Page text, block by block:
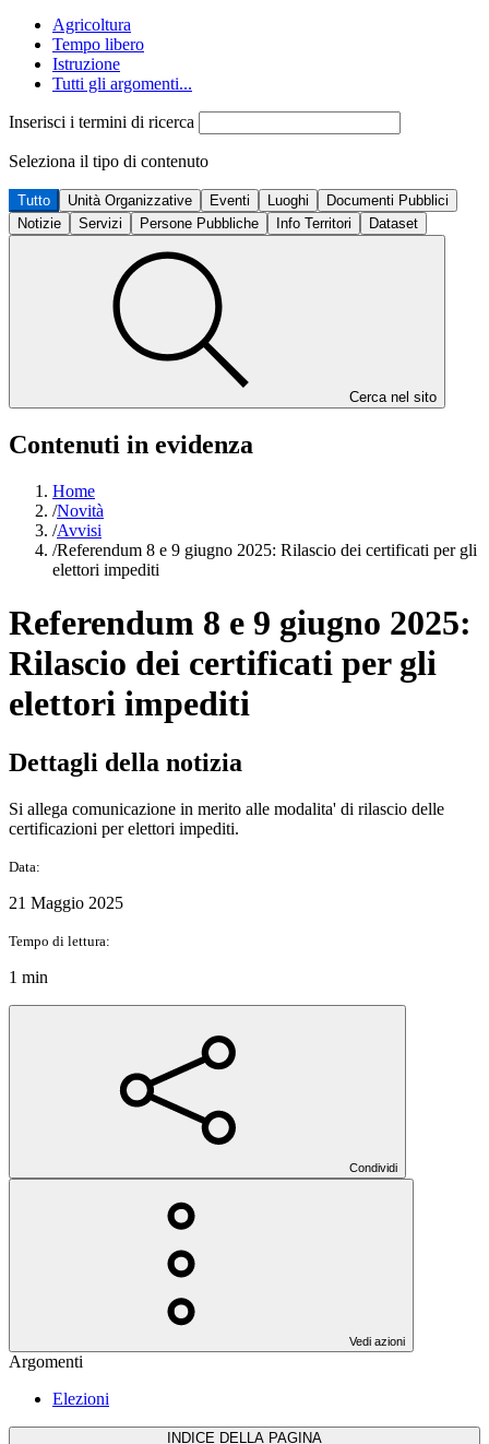
Agricoltura
Tempo libero
Istruzione
Tutti gli argomenti...
Inserisci i termini di ricerca
Seleziona il tipo di contenuto
Tutto Unità Organizzative Eventi Luoghi
Documenti Pubblici
Notizie
Servizi Persone Pubbliche Info Territori Dataset
Cerca nel sito
Contenuti in evidenza
Home
/Novità
/Avvisi
/Referendum 8 e 9 giugno 2025: Rilascio dei certificati per gli
elettori impediti
Referendum 8 e 9 giugno 2025:
Rilascio dei certificati per gli
elettori impediti
Dettagli della notizia
Si allega comunicazione in merito alle modalita' di rilascio delle
certificazioni per elettori impediti.
Data:
21 Maggio 2025
Tempo di lettura:
1 min
Condividi
Vedi azioni
Argomenti
Elezioni
INDICE DELLA PAGINA